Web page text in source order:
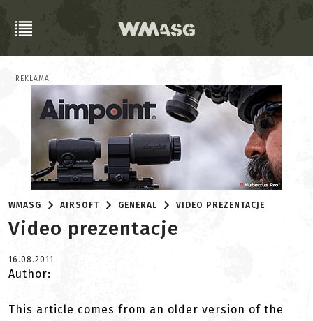
REKLAMA
WMASG AIRSOFT GENERAL VIDEO PREZENTACJE
Video prezentacje
16.08.2011
Author:
This article comes from an older version of the